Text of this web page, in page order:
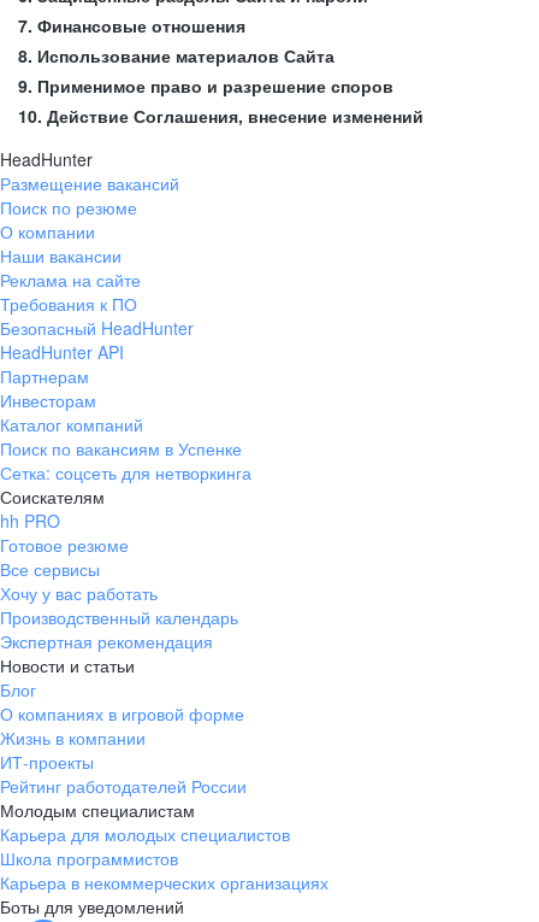
7. Финансовые отношения
8. Использование материалов Сайта
9. Применимое право и разрешение споров
10. Действие Соглашения, внесение изменений
HeadHunter
Размещение вакансий
Поиск по резюме
О компании
Наши вакансии
Реклама на сайте
Требования к ПО
Безопасный HeadHunter
HeadHunter API
Партнерам
Инвесторам
Каталог компаний
Поиск по вакансиям в Успенке
Сетка: соцсеть для нетворкинга
Соискателям
hh PRO
Готовое резюме
Все сервисы
Хочу у вас работать
Производственный календарь
Экспертная рекомендация
Новости и статьи
Блог
О компаниях в игровой форме
Жизнь в компании
ИТ-проекты
Рейтинг работодателей России
Молодым специалистам
Карьера для молодых специалистов
Школа программистов
Карьера в некоммерческих организациях
Боты для уведомлений